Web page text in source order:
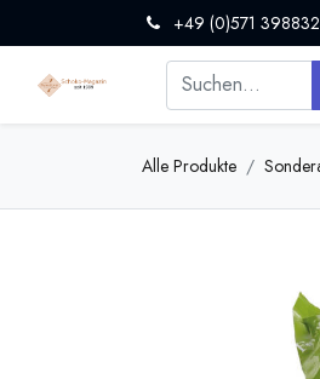
+49 (0)571
Alle Produkte